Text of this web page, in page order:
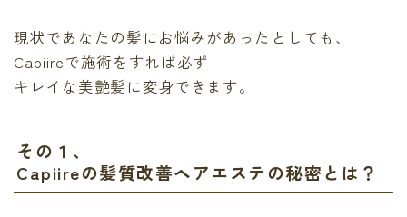
現状であなたの髪にお悩みがあったとしても、
Capiireで施術をすれば必ず
キレイな美艶髪に変身できます。
その１、
Capiireの髪質改善ヘアエステの秘密とは？